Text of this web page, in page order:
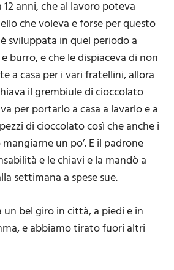
anni, che al lavoro poteva
che voleva e forse per questo
sviluppata in quel periodo a
burro, e che le dispiaceva di non
a casa per i vari fratellini, allora
il grembiule di cioccolato
per portarlo a casa a lavarlo e a
di cioccolato così che anche i
un po’. E il padrone
e le chiavi e la mandò a
settimana a spese sue.
bel giro in città, a piedi e in
e abbiamo tirato fuori altri